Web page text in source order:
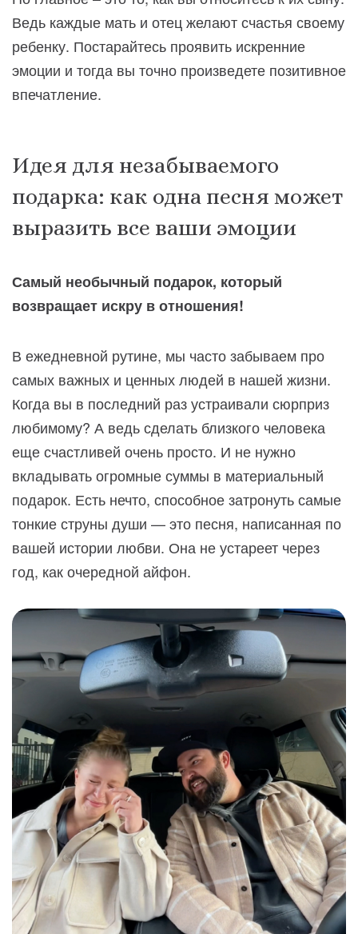
Ведь каждые мать и отец желают счастья своему
ребенку. Постарайтесь проявить искренние
эмоции и тогда вы точно произведете позитивное
впечатление.
Идея для незабываемого
подарка: как одна песня может
выразить все ваши эмоции
Самый необычный подарок, который
возвращает искру в отношения!
В ежедневной рутине, мы часто забываем про
самых важных и ценных людей в нашей жизни.
Когда вы в последний раз устраивали сюрприз
любимому? А ведь сделать близкого человека
еще счастливей очень просто. И не нужно
вкладывать огромные суммы в материальный
подарок. Есть нечто, способное затронуть самые
тонкие струны души — это песня, написанная по
вашей истории любви. Она не устареет через
год, как очередной айфон.